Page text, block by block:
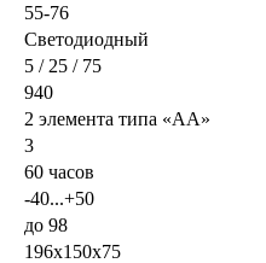
55-76
Светодиодный
5 / 25 / 75
940
2 элемента типа «AA»
3
60 часов
-40...+50
до 98
196x150x75